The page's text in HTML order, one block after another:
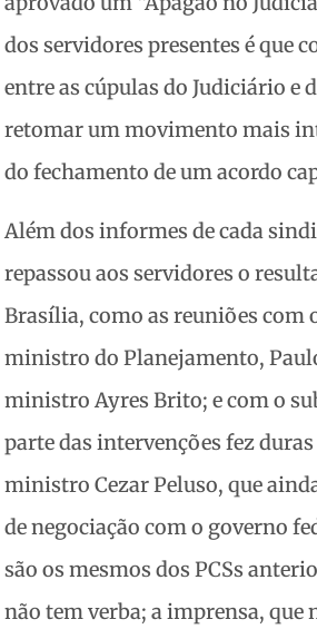
dos servidores presentes é que
entre as cúpulas do Judiciário e
retomar um movimento mais
do fechamento de um acordo
Além dos informes de cada
repassou aos servidores o
Brasília, como as reuniões com
ministro do Planejamento,
ministro Ayres Brito; e com o
parte das intervenções fez
ministro Cezar Peluso, que
de negociação com o governo
são os mesmos dos PCSs
não tem verba; a imprensa, que